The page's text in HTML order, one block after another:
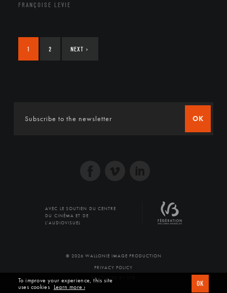
FRANÇOISE LEVIE
1 2 NEXT ›
OK
AVEC LE SOUTIEN DU CENTRE
DU CINÉMA ET DE
L'AUDIOVISUEL
© 2026 WALLONIE IMAGE PRODUCTION
PRIVACY POLICY
PRODUCED BY SFD
To improve your experience, this site
uses cookies Learn more › OK